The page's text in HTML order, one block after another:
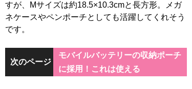
すが、Mサイズは約18.5×10.3cmと長方形。メガ
ネケースやペンポーチとしても活躍してくれそう
です。
次のページ
モバイルバッテリーの収納ポーチ
に採用！これは使える